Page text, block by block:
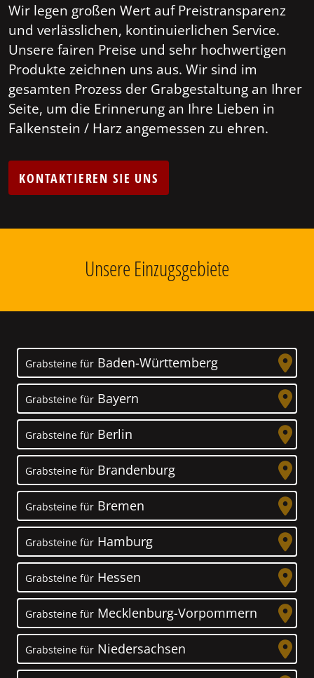
Wir legen großen Wert auf Preistransparenz
und verlässlichen, kontinuierlichen Service.
Unsere fairen Preise und sehr hochwertigen
Produkte zeichnen uns aus. Wir sind im
gesamten Prozess der Grabgestaltung an Ihrer
Seite, um die Erinnerung an Ihre Lieben in
Falkenstein / Harz angemessen zu ehren.
KONTAKTIEREN SIE UNS
Unsere Einzugsgebiete
Grabsteine für Baden-Württemberg
Grabsteine für Bayern
Grabsteine für Berlin
Grabsteine für Brandenburg
Grabsteine für Bremen
Grabsteine für Hamburg
Grabsteine für Hessen
Grabsteine für Mecklenburg-Vorpommern
Grabsteine für Niedersachsen